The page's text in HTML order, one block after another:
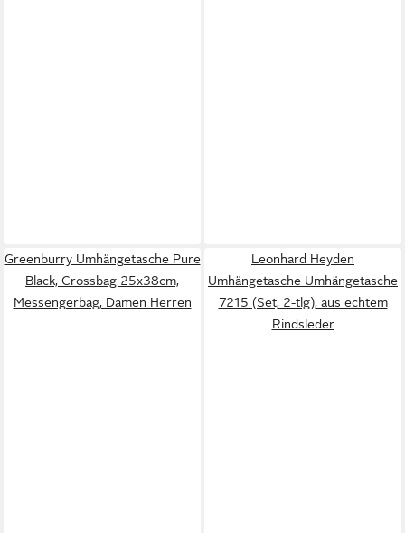
Greenburry Umhängetasche Pure
Black, Crossbag 25x38cm,
Messengerbag, Damen Herren
Leonhard Heyden
Umhängetasche Umhängetasche
7215 (Set, 2-tlg), aus echtem
Rindsleder